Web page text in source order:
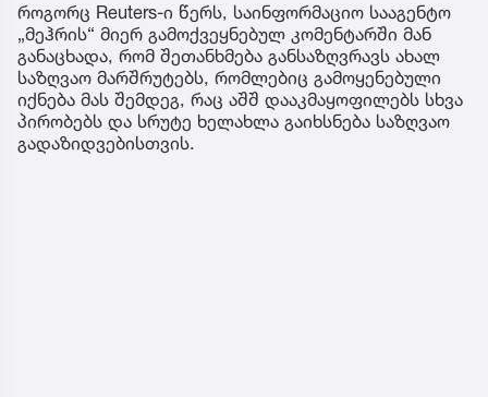
როგორც Reuters-ი წერს, საინფორმაციო სააგენტო
„მეჰრის“ მიერ გამოქვეყნებულ კომენტარში მან
განაცხადა, რომ შეთანხმება განსაზღვრავს ახალ
საზღვაო მარშრუტებს, რომლებიც გამოყენებული
იქნება მას შემდეგ, რაც აშშ დააკმაყოფილებს სხვა
პირობებს და სრუტე ხელახლა გაიხსნება საზღვაო
გადაზიდვებისთვის.